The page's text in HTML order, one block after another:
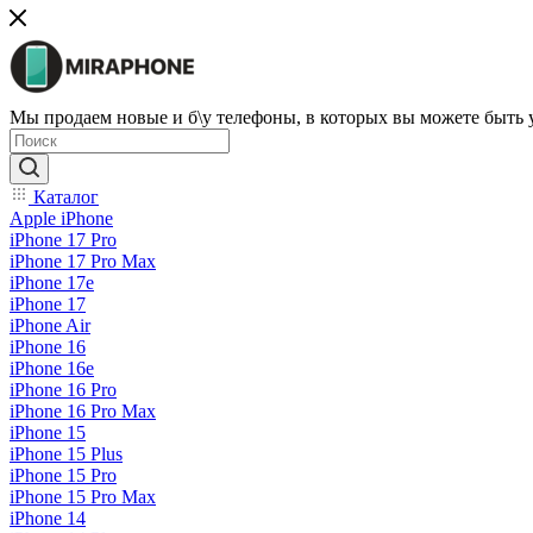
Мы продаем новые и б\у телефоны, в которых вы можете быть
Каталог
Apple iPhone
iPhone 17 Pro
iPhone 17 Pro Max
iPhone 17e
iPhone 17
iPhone Air
iPhone 16
iPhone 16e
iPhone 16 Pro
iPhone 16 Pro Max
iPhone 15
iPhone 15 Plus
iPhone 15 Pro
iPhone 15 Pro Max
iPhone 14